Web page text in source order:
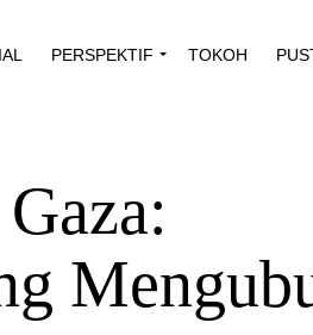
TOKOH PUSTAKA VIDEO
Pengakuan
Zionis